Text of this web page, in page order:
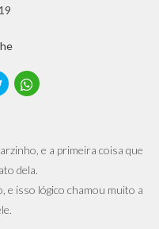
e a primeira coisa que
dela.
e isso lógico chamou muito a